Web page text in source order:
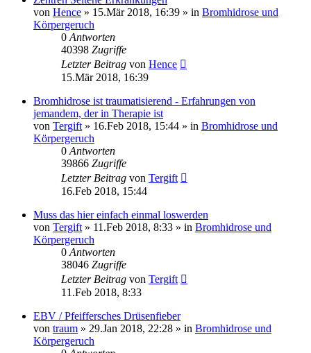
von Hence » 15.Mär 2018, 16:39 » in Bromhidrose und
Körpergeruch
0 Antworten
40398 Zugriffe
Letzter Beitrag von Hence
15.Mär 2018, 16:39
Bromhidrose ist traumatisierend - Erfahrungen von
jemandem, der in Therapie ist
von Tergift » 16.Feb 2018, 15:44 » in Bromhidrose und
Körpergeruch
0 Antworten
39866 Zugriffe
Letzter Beitrag von Tergift
16.Feb 2018, 15:44
Muss das hier einfach einmal loswerden
von Tergift » 11.Feb 2018, 8:33 » in Bromhidrose und
Körpergeruch
0 Antworten
38046 Zugriffe
Letzter Beitrag von Tergift
11.Feb 2018, 8:33
EBV / Pfeiffersches Drüsenfieber
von traum » 29.Jan 2018, 22:28 » in Bromhidrose und
Körpergeruch